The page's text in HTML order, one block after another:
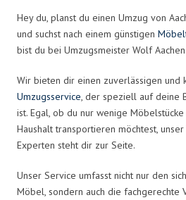
Hey du, planst du einen Umzug von
und suchst nach einem günstigen
bist du bei Umzugsmeister Wolf
Wir bieten dir einen zuverlässigen und
Umzugsservice, der speziell auf deine
ist. Egal, ob du nur wenige
Haushalt transportieren möchtest,
Experten steht dir zur Seite.
Unser Service umfasst nicht nur den
Möbel, sondern auch die fachgerechte